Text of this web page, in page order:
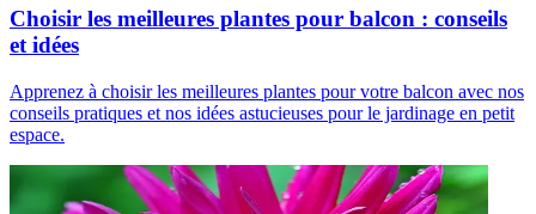
Choisir les meilleures plantes pour balcon : conseils
et idées
Apprenez à choisir les meilleures plantes pour votre balcon avec nos
conseils pratiques et nos idées astucieuses pour le jardinage en petit
espace.